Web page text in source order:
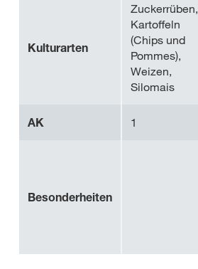
Kulturarten
Zuckerrüben,
Kartoffeln
(Chips und
Pommes),
Weizen,
Silomais
AK 1
Besonderheiten